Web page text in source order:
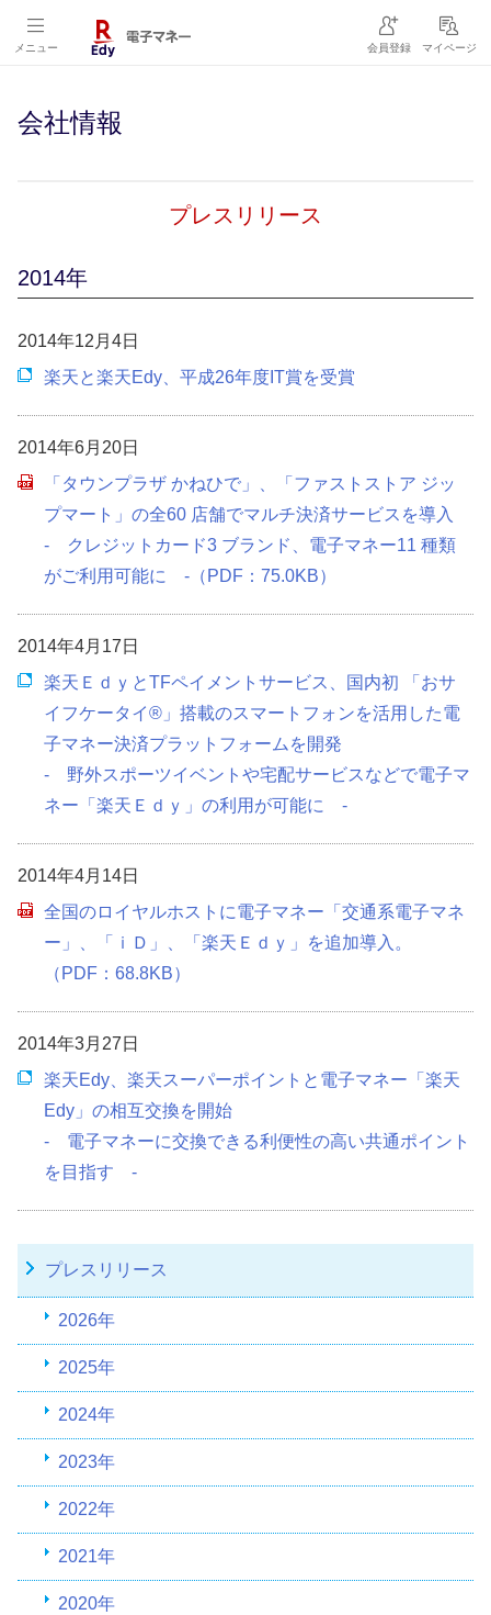
メニュー 会員登録 マイページ
会社情報
プレスリリース
2014年
2014年12月4日
楽天と楽天Edy、平成26年度IT賞を受賞
2014年6月20日
「タウンプラザ かねひで」、「ファストストア ジッ
プマート」の全60 店舗でマルチ決済サービスを導入
- クレジットカード3 ブランド、電子マネー11 種類
がご利用可能に -（PDF：75.0KB）
2014年4月17日
楽天ＥｄｙとTFペイメントサービス、国内初 「おサ
イフケータイ®」搭載のスマートフォンを活用した電
子マネー決済プラットフォームを開発
- 野外スポーツイベントや宅配サービスなどで電子マ
ネー「楽天Ｅｄｙ」の利用が可能に -
2014年4月14日
全国のロイヤルホストに電子マネー「交通系電子マネ
ー」、「ｉＤ」、「楽天Ｅｄｙ」を追加導入。
（PDF：68.8KB）
2014年3月27日
楽天Edy、楽天スーパーポイントと電子マネー「楽天
Edy」の相互交換を開始
- 電子マネーに交換できる利便性の高い共通ポイント
を目指す -
プレスリリース
2026年
2025年
2024年
2023年
2022年
2021年
2020年